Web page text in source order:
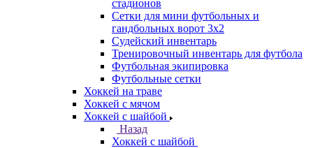
стадионов
Сетки для мини футбольных и
гандбольных ворот 3х2
Судейский инвентарь
Тренировочный инвентарь для футбола
Футбольная экипировка
Футбольные сетки
Хоккей на траве
Хоккей с мячом
Хоккей с шайбой
Назад
Хоккей с шайбой